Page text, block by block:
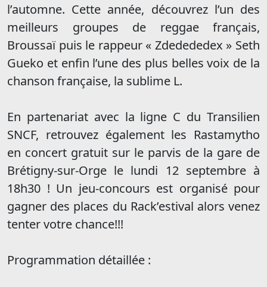
l’automne. Cette année, découvrez l’un des
meilleurs groupes de reggae français,
Broussaï puis le rappeur « Zdedededex » Seth
Gueko et enfin l’une des plus belles voix de la
chanson française, la sublime L.
En partenariat avec la ligne C du Transilien
SNCF, retrouvez également les Rastamytho
en concert gratuit sur le parvis de la gare de
Brétigny-sur-Orge le lundi 12 septembre à
18h30 ! Un jeu-concours est organisé pour
gagner des places du Rack’estival alors venez
tenter votre chance!!!
Programmation détaillée :